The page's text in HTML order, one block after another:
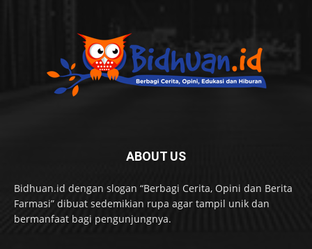
ABOUT US
Bidhuan.id dengan slogan “Berbagi Cerita, Opini dan Berita
Farmasi” dibuat sedemikian rupa agar tampil unik dan
bermanfaat bagi pengunjungnya.